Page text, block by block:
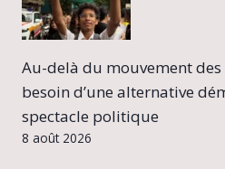
Au-delà du mouvement des
besoin d’une alternative
spectacle politique
8 août 2026